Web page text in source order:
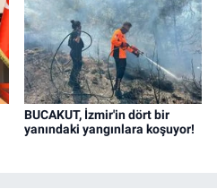
BUCAKUT, İzmir'in dört bir
yanındaki yangınlara koşuyor!